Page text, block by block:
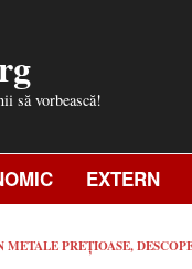
să vorbească!
EXTERN
METALE PREȚIOASE,